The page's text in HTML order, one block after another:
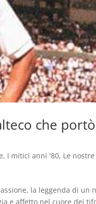
che
, I mitici anni '80, Le
la leggenda di un
e affetto nel cuore dei